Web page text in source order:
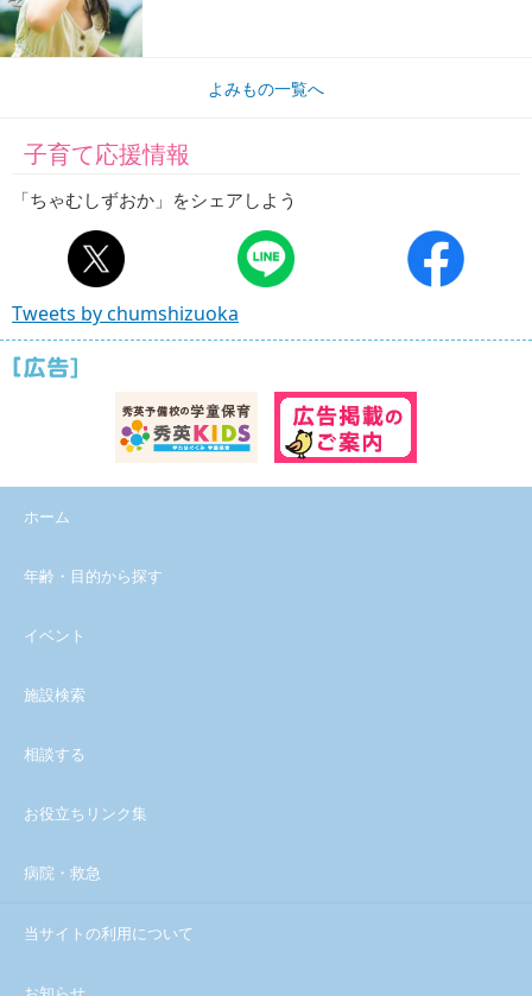
よみもの一覧へ
子育て応援情報
「ちゃむしずおか」をシェアしよう
Tweets by chumshizuoka
ホーム
年齢・目的から探す
イベント
施設検索
相談する
お役立ちリンク集
病院・救急
当サイトの利用について